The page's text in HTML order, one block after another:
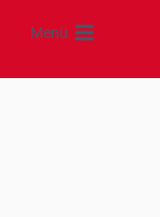
Menü